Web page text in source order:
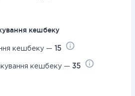
кешбеку
кешбеку — 15
кешбеку — 35